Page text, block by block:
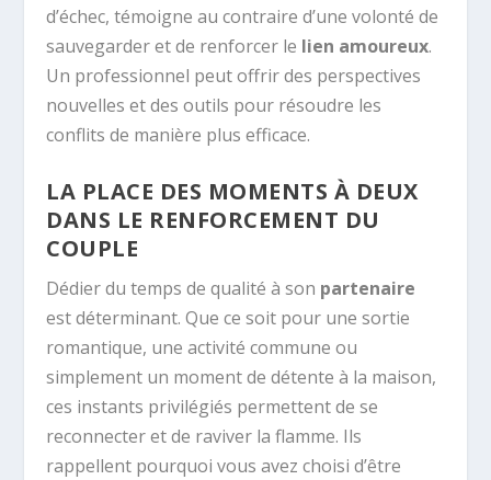
d’échec, témoigne au contraire d’une volonté de
sauvegarder et de renforcer le lien amoureux.
Un professionnel peut offrir des perspectives
nouvelles et des outils pour résoudre les
conflits de manière plus efficace.
LA PLACE DES MOMENTS À DEUX
DANS LE RENFORCEMENT DU
COUPLE
Dédier du temps de qualité à son partenaire
est déterminant. Que ce soit pour une sortie
romantique, une activité commune ou
simplement un moment de détente à la maison,
ces instants privilégiés permettent de se
reconnecter et de raviver la flamme. Ils
rappellent pourquoi vous avez choisi d’être